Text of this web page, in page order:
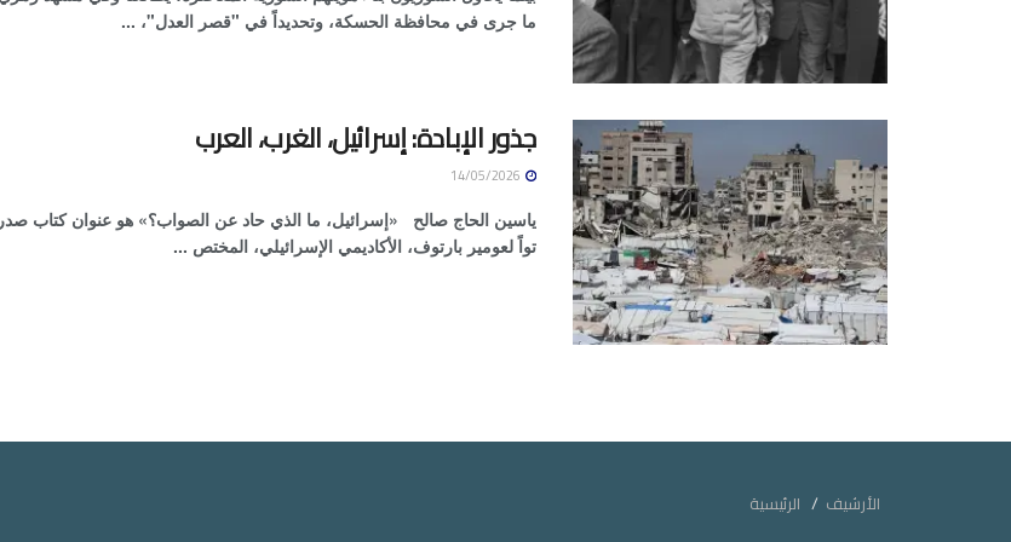
ما جرى في محافظة الحسكة، وتحديداً في "قصر العدل"، ...
جذور الإبادة: إسرائيل، الغرب، العرب
ياسين الحاج صالح «إسرائيل، ما الذي حاد عن الصواب؟» هو عنوان كتاب صدر
تواً لعومير بارتوف، الأكاديمي الإسرائيلي، المختص ...
الأرشيف الرئيسية